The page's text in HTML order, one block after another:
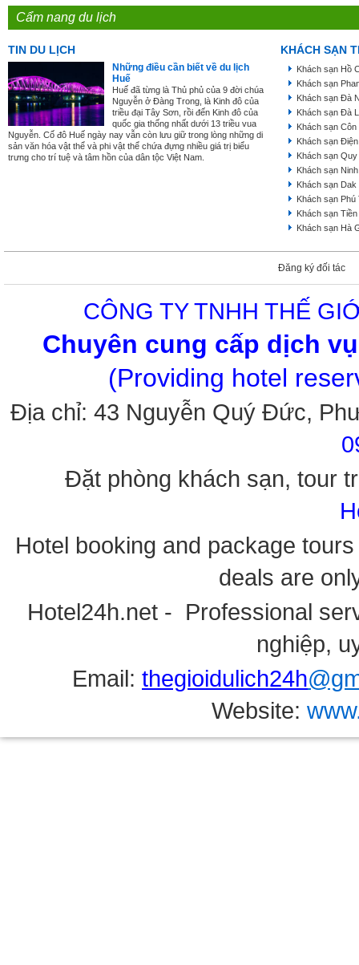
Cẩm nang du lịch
TIN DU LỊCH
Những điều cần biết về du lịch
Huế
Huế đã từng là Thủ phủ của 9 đời chúa
Nguyễn ở Đàng Trong, là Kinh đô của
triều đại Tây Sơn, rồi đến Kinh đô của
quốc gia thống nhất dưới 13 triều vua
Nguyễn. Cố đô Huế ngày nay vẫn còn lưu giữ trong lòng những di
sản văn hóa vật thể và phi vật thể chứa đựng nhiều giá trị biểu
trưng cho trí tuệ và tâm hồn của dân tộc Việt Nam.
KHÁCH SẠN
Khách sạn Hồ
Khách sạn
Khách sạn Đà
Khách sạn Đà
Khách sạn
Khách sạn
Khách sạn
Khách sạn
Khách sạn Dak
Khách sạn Phú
Khách sạn
Khách sạn Hà
Đăng ký đối tác
CÔNG TY TNHH THẾ
Chuyên cung cấp dịch
(Providing hotel
Địa chỉ: 43 Nguyễn Quý Đức,
Đặt phòng khách sạn, tour
Hotel booking and package
deals are
Hotel24h.net - Professional
nghiệp,
Email: thegioidulich24h
Website: